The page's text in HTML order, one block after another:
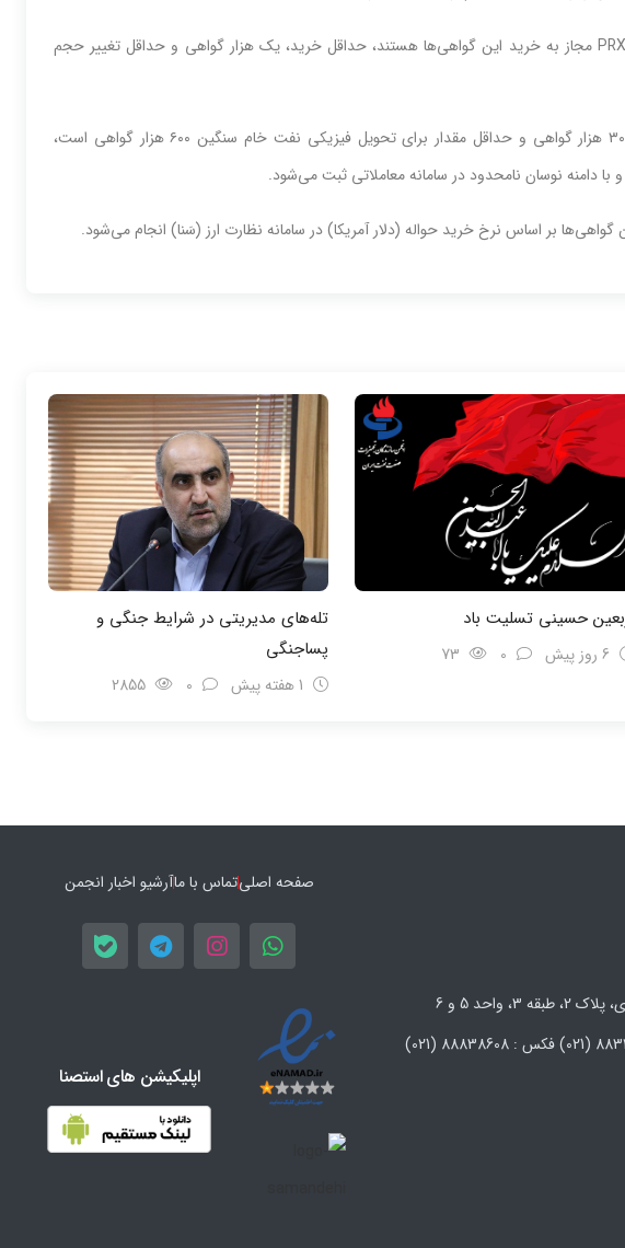
بر این اساس همه اشخاص حقوقی و دارندگان کد PRX مجاز به خرید این گواهی‌ها هستند، حداقل خرید، یک هزار گواهی و حداقل تغییر حجم
حداقل مقدار برای تحویل فیزیکی میعانات گازی، ۳۰۰ هزار گواهی و حداقل مقدار برای تحویل فیزیکی نفت خام سنگین ۶۰۰ هزار گواهی است،
دامنه نوسان نامحدود در سامانه معاملاتی ثبت می‌شود.
بر اساس نرخ خرید حواله (دلار آمریکا) در سامانه نظارت ارز (سَنا) انجام می‌شود.
حسینی تسلیت باد
تله‌های مدیریتی در شرایط جنگی و
پسا‌جنگی
واحد 5 و 6
صفحه اصلیتماس با ماآرشیو اخبار انجمن
اپلیکیشن های استصنا